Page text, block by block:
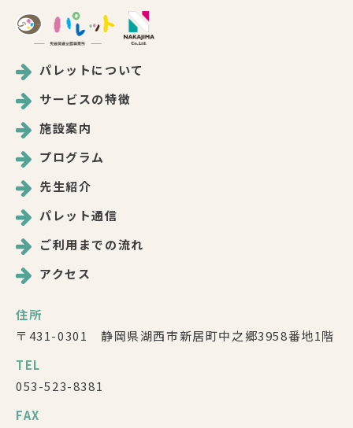
パレットについて
サービスの特徴
施設案内
プログラム
先生紹介
パレット通信
ご利用までの流れ
アクセス
住所
〒431-0301 静岡県湖西市新居町中之郷3958番地1階
TEL
053-523-8381
FAX